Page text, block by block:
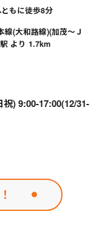
もに徒歩8分
(大和路線)(加茂～Ｊ
より 1.7km
) 9:00-17:00(12/31-